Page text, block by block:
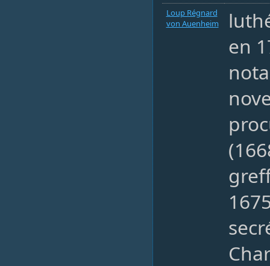
Loup Régnard
von Auenheim
en